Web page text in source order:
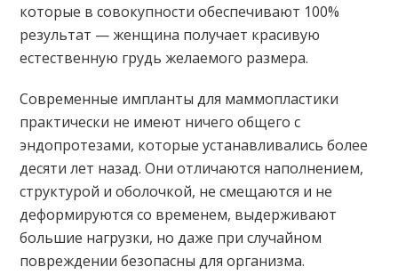
которые в совокупности обеспечивают 100%
результат — женщина получает красивую
естественную грудь желаемого размера.
Современные импланты для маммопластики
практически не имеют ничего общего с
эндопротезами, которые устанавливались более
десяти лет назад. Они отличаются наполнением,
структурой и оболочкой, не смещаются и не
деформируются со временем, выдерживают
большие нагрузки, но даже при случайном
повреждении безопасны для организма.